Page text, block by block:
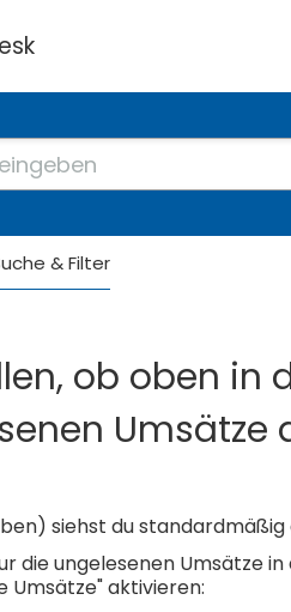
& Filter
ob oben in
Umsätze
siehst du
die ungelesenen Umsätze
Umsätze" aktivieren: